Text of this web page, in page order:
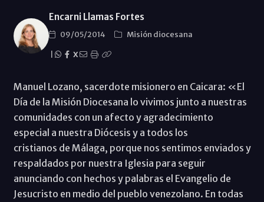
Encarni Llamas Fortes
09/05/2014
Misión diocesana
X
Manuel Lozano, sacerdote misionero en Caicara: «El
Día de la Misión Diocesana lo vivimos junto a nuestras
comunidades con un afecto y agradecimiento
especial a nuestra Diócesis y a todos los
cristianos de Málaga, porque nos sentimos enviados y
respaldados por nuestra Iglesia para seguir
anunciando con hechos y palabras el Evangelio de
Jesucristo en medio del pueblo venezolano. En todas